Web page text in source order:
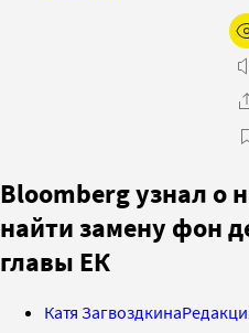
Bloomberg узнал о
найти замену фон
главы ЕК
Катя Загвоздкина